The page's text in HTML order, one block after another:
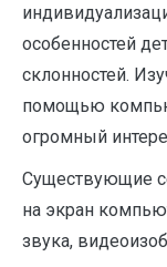
особенностей
склонностей.
помощью
огромный
Существующие
на экран
звука,